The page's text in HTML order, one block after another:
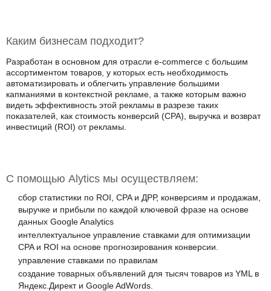
Каким бизнесам подходит?
Разработан в основном для отрасли e-commerce с большим
ассортиментом товаров, у которых есть необходимость
автоматизировать и облегчить управление большими
капманиями в контекстной рекламе, а также которым важно
видеть эффективность этой рекламы в разрезе таких
показателей, как стоимость конверсий (CPA), выручка и возврат
инвестиций (ROI) от рекламы.
С помощью Alytics мы осуществляем:
сбор статистики по ROI, CPA и ДРР, конверсиям и продажам,
выручке и прибыли по каждой ключевой фразе на основе
данных Google Analytics
интеллектуальное управление ставками для оптимизации
CPA и ROI на основе прогнозирования конверсии.
управление ставками по правилам
создание товарных объявлений для тысяч товаров из YML в
Яндекс.Директ и Google AdWords.